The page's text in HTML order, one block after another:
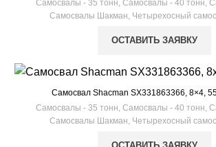
Самосвалы - 35 тонн, Самосвалы - 40 тонн,
Самосвалы Шакман, Четырехосный
ОСТАВИТЬ ЗАЯВКУ
Самосвал Shacman SX331863366, 8×4,
Самосвалы - 35 тонн Самосвалы - 40 тонн
Самосвалы Шакман Четырехосный